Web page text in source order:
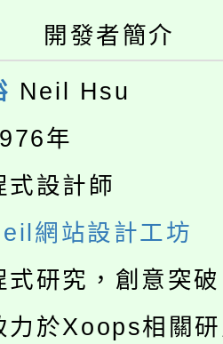
，中低收入戶
，詳情可洽有
教育及科技中
能研習
教育及科技中
習
活教案入校路
115學年度第
師甄選結果
額)
」8/29、30在
場!
1時於龍潭區
。局內行報名
開發者簡介
Neil Hsu
年
式設計師
網站設計工坊
式研究，創意突
力於Xoops相關